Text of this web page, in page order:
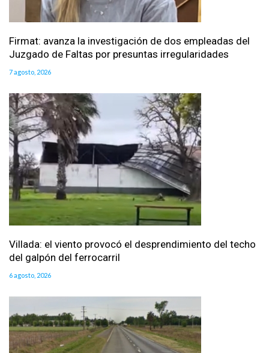
Firmat: avanza la investigación de dos empleadas del
Juzgado de Faltas por presuntas irregularidades
7 agosto, 2026
Villada: el viento provocó el desprendimiento del techo
del galpón del ferrocarril
6 agosto, 2026